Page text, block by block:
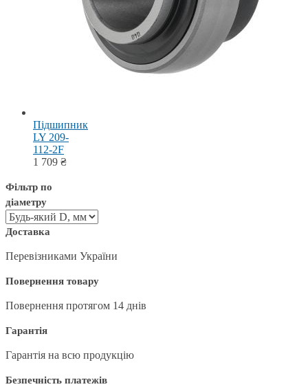
Підшипник
LY 209-
112-2F
1 709 ₴
Фільтр по
діаметру
Доставка
Перевізниками України
Повернення товару
Повернення протягом 14 днів
Гарантія
Гарантія на всю продукцію
Безпечність платежів